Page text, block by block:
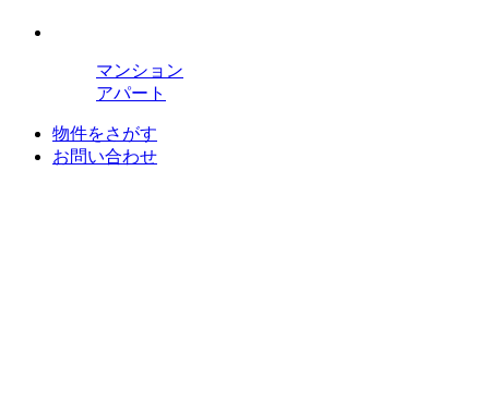
マンション
アパート
物件をさがす
お問い合わせ